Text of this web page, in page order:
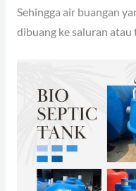
Sehingga air buangan
dibuang ke saluran atau